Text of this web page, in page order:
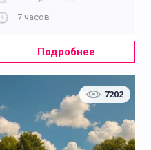
7 часов
Подробнее
7202